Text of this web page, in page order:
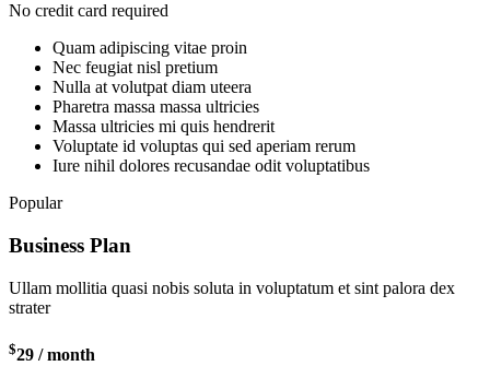
No credit card required
Quam adipiscing vitae proin
Nec feugiat nisl pretium
Nulla at volutpat diam uteera
Pharetra massa massa ultricies
Massa ultricies mi quis hendrerit
Voluptate id voluptas qui sed aperiam rerum
Iure nihil dolores recusandae odit voluptatibus
Popular
Business Plan
Ullam mollitia quasi nobis soluta in voluptatum et sint palora dex
strater
$29 / month